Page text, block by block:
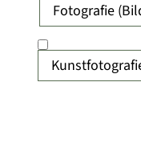
Fotografie